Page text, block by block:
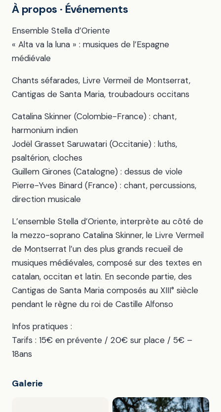
À propos · Événements
Ensemble Stella d’Oriente
« Alta va la luna » : musiques de l’Espagne
médiévale
Chants séfarades, Livre Vermeil de Montserrat,
Cantigas de Santa Maria, troubadours occitans
Catalina Skinner (Colombie-France) : chant,
harmonium indien
Jodël Grasset Saruwatari (Occitanie) : luths,
psaltérion, cloches
Guillem Girones (Catalogne) : dessus de viole
Pierre-Yves Binard (France) : chant, percussions,
direction musicale
L’ensemble Stella d’Oriente, interprète au côté de
la mezzo-soprano Catalina Skinner, le Livre Vermeil
de Montserrat l’un des plus grands recueil de
musiques médiévales, composé sur des textes en
catalan, occitan et latin. En seconde partie, des
Cantigas de Santa Maria composés au XIII° siècle
pendant le règne du roi de Castille Alfonso
Infos pratiques :
Tarifs : 15€ en prévente / 20€ sur place / 5€ –
18ans
Galerie